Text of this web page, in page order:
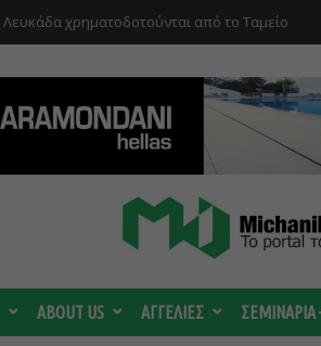
ωριμάζουν οι συζητήσεις για το Data
ABOUT US ΑΓΓΕΛΙΕΣ ΣΕΜΙΝΑΡΙΑ